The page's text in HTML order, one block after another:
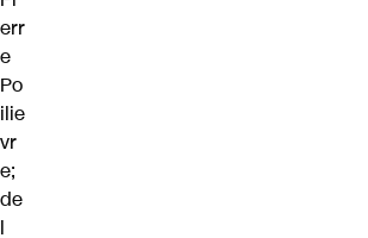
err
e
Po
ilie
vr
e;
de
l